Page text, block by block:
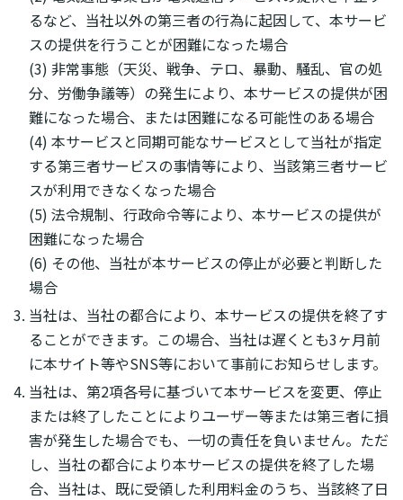
るなど、当社以外の第三者の行為に起因して、本サービ
スの提供を行うことが困難になった場合
(3) 非常事態（天災、戦争、テロ、暴動、騒乱、官の処
分、労働争議等）の発生により、本サービスの提供が困
難になった場合、または困難になる可能性のある場合
(4) 本サービスと同期可能なサービスとして当社が指定
する第三者サービスの事情等により、当該第三者サービ
スが利用できなくなった場合
(5) 法令規制、行政命令等により、本サービスの提供が
困難になった場合
(6) その他、当社が本サービスの停止が必要と判断した
場合
当社は、当社の都合により、本サービスの提供を終了す
ることができます。この場合、当社は遅くとも3ヶ月前
に本サイト等やSNS等において事前にお知らせします。
当社は、第2項各号に基づいて本サービスを変更、停止
または終了したことによりユーザー等または第三者に損
害が発生した場合でも、一切の責任を負いません。ただ
し、当社の都合により本サービスの提供を終了した場
合、当社は、既に受領した利用料金のうち、当該終了日